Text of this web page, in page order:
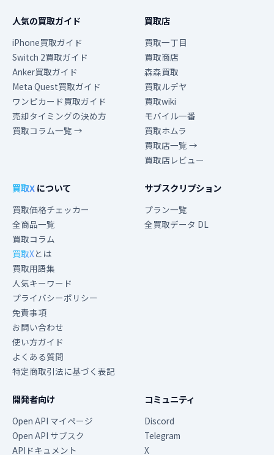
人気の買取ガイド
iPhone買取ガイド
Switch 2買取ガイド
Anker買取ガイド
Meta Quest買取ガイド
ワンピカード買取ガイド
売却タイミングの決め方
買取コラム一覧 →
買取店
買取一丁目
買取商店
森森買取
買取ルデヤ
買取wiki
モバイル一番
買取ホムラ
買取店一覧 →
買取店レビュー
買取Xについて
買取価格チェッカー
全商品一覧
買取コラム
買取Xとは
買取用語集
人気キーワード
プライバシーポリシー
免責事項
お問い合わせ
使い方ガイド
よくある質問
特定商取引法に基づく表記
サブスクリプション
プラン一覧
全買取データ DL
開発者向け
Open API マイページ
Open API サブスク
APIドキュメント
コミュニティ
Discord
Telegram
X